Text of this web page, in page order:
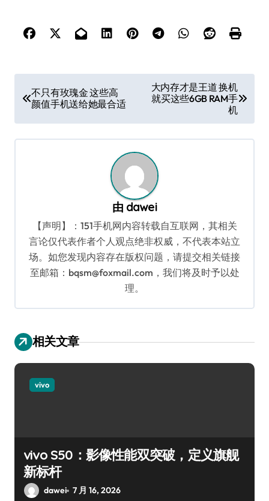
章
导
航
不只有玫瑰金 这些高
颜值手机送给她最合适
大内存才是王道 换机
就买这些6GB RAM手
机
由 dawei
【声明】：151手机网内容转载自互联网，其相关
言论仅代表作者个人观点绝非权威，不代表本站立
场。如您发现内容存在版权问题，请提交相关链接
至邮箱：bqsm@foxmail.com，我们将及时予以处
理。
相关文章
vivo
vivo S50：影像性能双突破，定义旗舰
新标杆
dawei 7 月 16, 2026